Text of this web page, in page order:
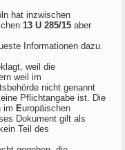
hat inzwischen
13 U 285/15 aber
Informationen dazu.
weil die
weil im
nicht genannt
Pflichtangabe ist. Die
im Europäischen
Dokument gilt als
Teil des